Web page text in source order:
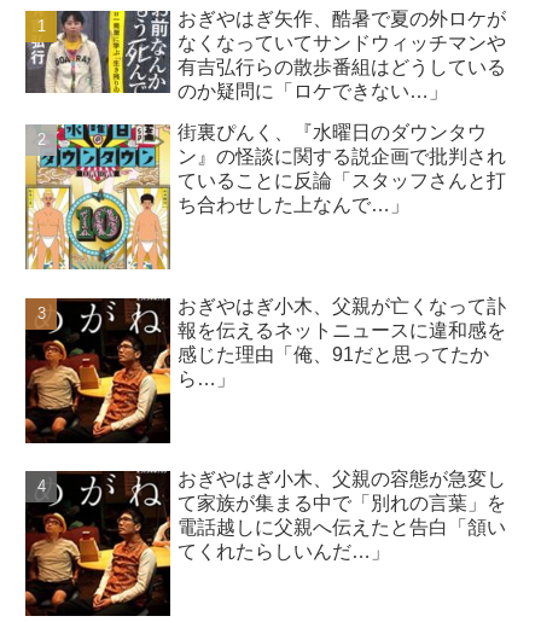
おぎやはぎ矢作、酷暑で夏の外ロケが
なくなっていてサンドウィッチマンや
有吉弘行らの散歩番組はどうしている
のか疑問に「ロケできない…」
街裏ぴんく、『水曜日のダウンタウ
ン』の怪談に関する説企画で批判され
ていることに反論「スタッフさんと打
ち合わせした上なんで…」
おぎやはぎ小木、父親が亡くなって訃
報を伝えるネットニュースに違和感を
感じた理由「俺、91だと思ってたか
ら…」
おぎやはぎ小木、父親の容態が急変し
て家族が集まる中で「別れの言葉」を
電話越しに父親へ伝えたと告白「頷い
てくれたらしいんだ…」